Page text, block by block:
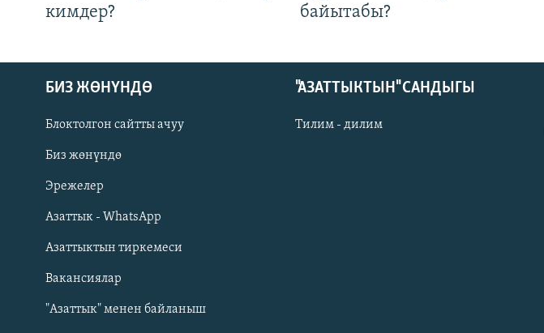
Русский
ОНЛАЙН ШЕРИНЕ
кимдер?
байытабы?
БИЗ ЖӨНҮНДӨ
Блоктолгон сайтты ачуу
Биз жөнүндө
Эрежелер
Азаттык - WhatsApp
Азаттыктын тиркемеси
Вакансиялар
"Азаттык" менен байланыш
"АЗАТТЫКТЫН" САНДЫГЫ
Тилим - дилим